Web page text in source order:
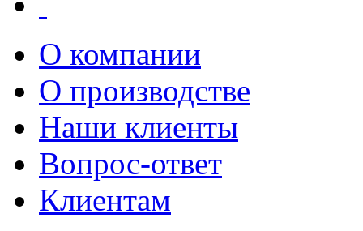
О компании
О производстве
Наши клиенты
Вопрос-ответ
Клиентам